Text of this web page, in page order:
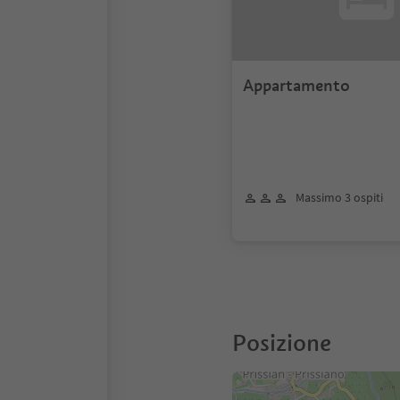
Appartamento
Massimo 3 ospiti
Posizione